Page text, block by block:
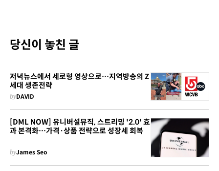
당신이 놓친 글
저녁뉴스에서 세로형 영상으로…지역방송의 Z
세대 생존전략
byDAVID
[DML NOW] 유니버설뮤직, 스트리밍 '2.0' 효
과 본격화…가격·상품 전략으로 성장세 회복
byJames Seo